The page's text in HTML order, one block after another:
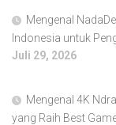
Mengenal
Indonesia untuk
Juli 29, 2026
Mengenal 4K
yang Raih Best